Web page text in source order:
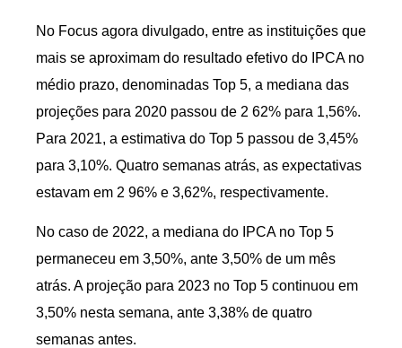
No Focus agora divulgado, entre as instituições que
mais se aproximam do resultado efetivo do IPCA no
médio prazo, denominadas Top 5, a mediana das
projeções para 2020 passou de 2 62% para 1,56%.
Para 2021, a estimativa do Top 5 passou de 3,45%
para 3,10%. Quatro semanas atrás, as expectativas
estavam em 2 96% e 3,62%, respectivamente.
No caso de 2022, a mediana do IPCA no Top 5
permaneceu em 3,50%, ante 3,50% de um mês
atrás. A projeção para 2023 no Top 5 continuou em
3,50% nesta semana, ante 3,38% de quatro
semanas antes.